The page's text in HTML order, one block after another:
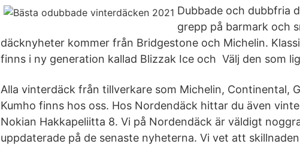
Dubbade och dubbfria
grepp på barmark och
däcknyheter kommer från Bridgestone och Michelin.
finns i ny generation kallad Blizzak Ice och Välj den som
Alla vinterdäck från tillverkare som Michelin, Continental,
Kumho finns hos oss. Hos Nordendäck hittar du även
Nokian Hakkapeliitta 8. Vi på Nordendäck är väldigt
uppdaterade på de senaste nyheterna. Vi vet att